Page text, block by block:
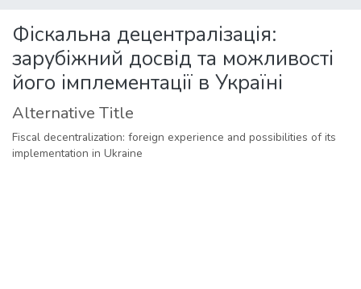
Statistics
Фіскальна децентралізація:
зарубіжний досвід та можливості
його імплементації в Україні
Alternative Title
Fiscal decentralization: foreign experience and possibilities of its
implementation in Ukraine